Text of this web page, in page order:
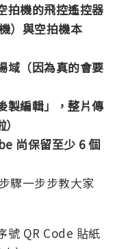
拍機的飛控遙控器
）與空拍機本
域（因為真的會要
製編輯」，整片傳
尚保留至少 6 個
驟一步步教大家
號 QR Code 貼紙